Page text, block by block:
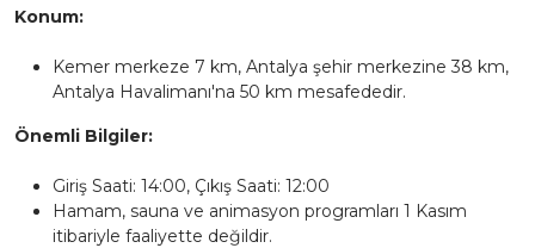
Konum:
Kemer merkeze 7 km, Antalya şehir merkezine 38 km,
Antalya Havalimanı'na 50 km mesafededir.
Önemli Bilgiler:
Giriş Saati: 14:00, Çıkış Saati: 12:00
Hamam, sauna ve animasyon programları 1 Kasım
itibariyle faaliyette değildir.